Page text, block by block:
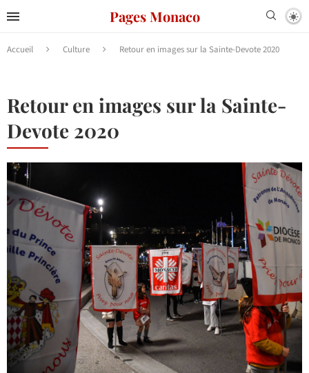
Pages Monaco
Accueil Culture Retour en images sur la Sainte-Devote 2020
Retour en images sur la Sainte-
Devote 2020